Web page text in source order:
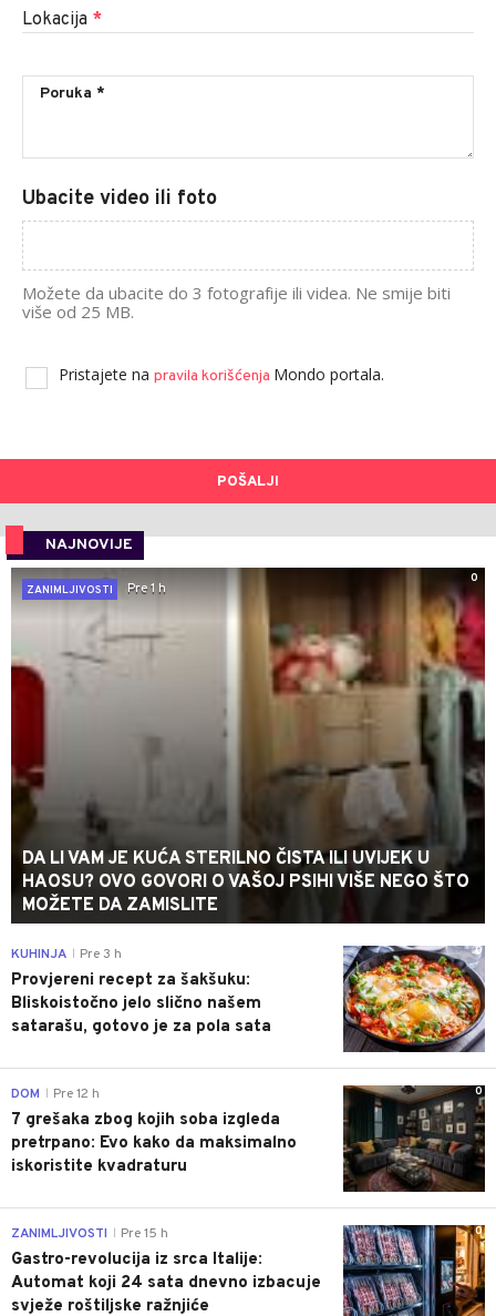
Lokacija *
Ubacite video ili foto
Možete da ubacite do 3 fotografije ili videa. Ne smije biti
više od 25 MB.
Pristajete na pravila korišćenja Mondo portala.
POŠALJI
NAJNOVIJE
0
ZANIMLJIVOSTI
Pre 1 h
DA LI VAM JE KUĆA STERILNO ČISTA ILI UVIJEK U
HAOSU? OVO GOVORI O VAŠOJ PSIHI VIŠE NEGO ŠTO
MOŽETE DA ZAMISLITE
0
KUHINJA Pre 3 h
Provjereni recept za šakšuku:
Bliskoistočno jelo slično našem
satarašu, gotovo je za pola sata
0
DOM Pre 12 h
7 grešaka zbog kojih soba izgleda
pretrpano: Evo kako da maksimalno
iskoristite kvadraturu
0
ZANIMLJIVOSTI Pre 15 h
Gastro-revolucija iz srca Italije:
Automat koji 24 sata dnevno izbacuje
svježe roštiljske ražnjiće